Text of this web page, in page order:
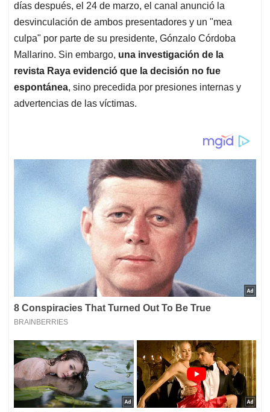
días después, el 24 de marzo, el canal anunció la
desvinculación de ambos presentadores y un "mea
culpa" por parte de su presidente, Gónzalo Córdoba
Mallarino. Sin embargo, una investigación de la
revista Raya evidenció que la decisión no fue
espontánea, sino precedida por presiones internas y
advertencias de las víctimas.